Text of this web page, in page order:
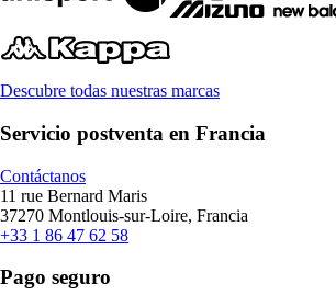
Descubre todas nuestras marcas
Servicio postventa en Francia
Contáctanos
11 rue Bernard Maris
37270 Montlouis-sur-Loire, Francia
+33 1 86 47 62 58
Pago seguro